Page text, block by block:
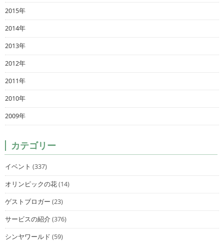
2015年
2014年
2013年
2012年
2011年
2010年
2009年
カテゴリー
イベント (337)
オリンピックの花(14)
ゲストブロガー (23)
サービスの紹介(376)
シンヤワールド (59)